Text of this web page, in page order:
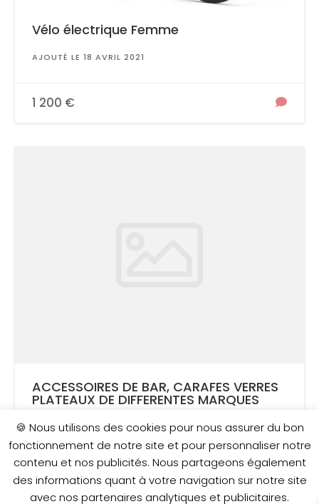
Vélo électrique Femme
AJOUTÉ LE 18 AVRIL 2021
1 200 €
ACCESSOIRES DE BAR, CARAFES VERRES
PLATEAUX DE DIFFERENTES MARQUES
AJOUTÉ LE 15 FÉVRIER 2021
1 €
🍪 Nous utilisons des cookies pour nous assurer du bon
fonctionnement de notre site et pour personnaliser notre
contenu et nos publicités. Nous partageons également
des informations quant à votre navigation sur notre site
avec nos partenaires analytiques et publicitaires.